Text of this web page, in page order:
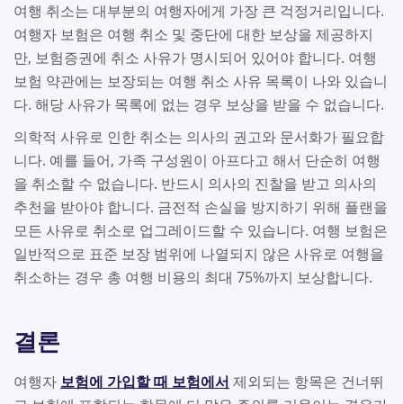
여행 취소는 대부분의 여행자에게 가장 큰 걱정거리입니다.
여행자 보험은 여행 취소 및 중단에 대한 보상을 제공하지
만, 보험증권에 취소 사유가 명시되어 있어야 합니다. 여행
보험 약관에는 보장되는 여행 취소 사유 목록이 나와 있습니
다. 해당 사유가 목록에 없는 경우 보상을 받을 수 없습니다.
의학적 사유로 인한 취소는 의사의 권고와 문서화가 필요합
니다. 예를 들어, 가족 구성원이 아프다고 해서 단순히 여행
을 취소할 수 없습니다. 반드시 의사의 진찰을 받고 의사의
추천을 받아야 합니다. 금전적 손실을 방지하기 위해 플랜을
모든 사유로 취소로 업그레이드할 수 있습니다. 여행 보험은
일반적으로 표준 보장 범위에 나열되지 않은 사유로 여행을
취소하는 경우 총 여행 비용의 최대 75%까지 보상합니다.
결론
여행자 보험에 가입할 때 보험에서 제외되는 항목은 건너뛰